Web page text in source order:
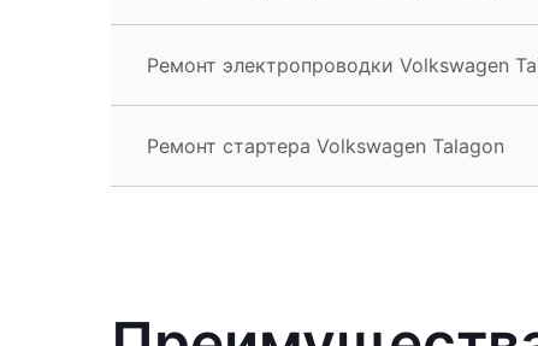
Ремонт электропроводки Volkswagen
Ремонт стартера Volkswagen Talagon